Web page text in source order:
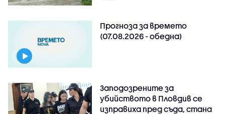
Прогноза за времето
(07.08.2026 - обедна)
Заподозрените за
убийството в Пловдив се
изправиха пред съда, стана